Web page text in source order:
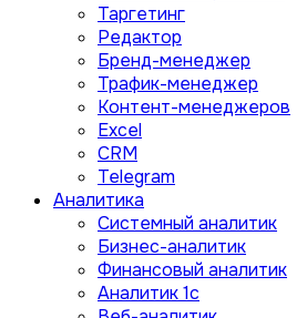
Таргетинг
Редактор
Бренд-менеджер
Трафик-менеджер
Контент-менеджеров
Excel
CRM
Telegram
Аналитика
Системный аналитик
Бизнес-аналитик
Финансовый аналитик
Aналитик 1с